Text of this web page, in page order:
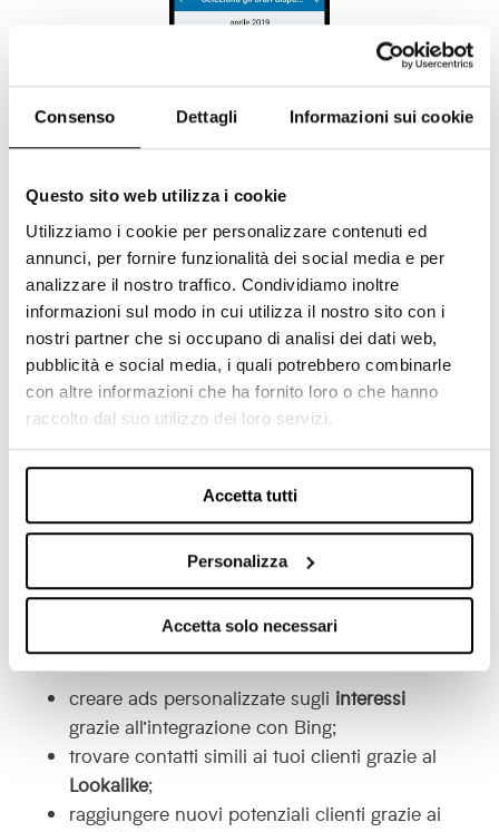
Consenso Dettagli Informazioni sui cookie
Questo sito web utilizza i cookie
Utilizziamo i cookie per personalizzare contenuti ed
annunci, per fornire funzionalità dei social media e per
analizzare il nostro traffico. Condividiamo inoltre
informazioni sul modo in cui utilizza il nostro sito con i
nostri partner che si occupano di analisi dei dati web,
pubblicità e social media, i quali potrebbero combinarle
con altre informazioni che ha fornito loro o che hanno
raccolto dal suo utilizzo dei loro servizi.
Accetta tutti
Personalizza
Accetta solo necessari
Questa novità tende verso una funzionalità
ancora più interessante per i marketer:
organizzazione degli eventi
Come su Facebook, infatti, LinkedIn vuole dare
un modo alle aziende di organizzare i propri
eventi direttamente sulla piattaforma in modo
altamente targettizzato.
Cosa cambia quindi?
I nuovi aggiornamenti di LinkedIn hanno
presenti sulla piattaforma.
Vediamo quindi in breve cosa puoi fare con
questi nuovi aggiornamenti:
creare ads personalizzate sugli interessi
grazie all’integrazione con Bing;
trovare contatti simili ai tuoi clienti grazie al
Lookalike;
raggiungere nuovi potenziali clienti grazie ai